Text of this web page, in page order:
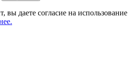
вы даете согласие на использование